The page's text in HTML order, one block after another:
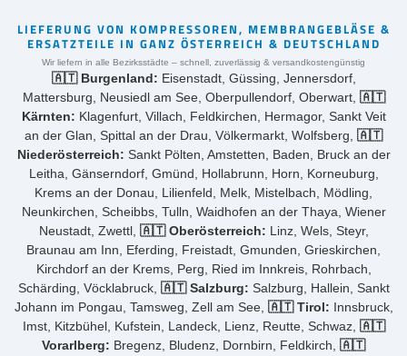
LIEFERUNG VON KOMPRESSOREN, MEMBRANGEBLÄSE &
ERSATZTEILE IN GANZ ÖSTERREICH & DEUTSCHLAND
Wir liefern in alle Bezirksstädte – schnell, zuverlässig & versandkostengünstig
🇦🇹 Burgenland: Eisenstadt, Güssing, Jennersdorf,
Mattersburg, Neusiedl am See, Oberpullendorf, Oberwart, 🇦🇹
Kärnten: Klagenfurt, Villach, Feldkirchen, Hermagor, Sankt Veit
an der Glan, Spittal an der Drau, Völkermarkt, Wolfsberg, 🇦🇹
Niederösterreich: Sankt Pölten, Amstetten, Baden, Bruck an der
Leitha, Gänserndorf, Gmünd, Hollabrunn, Horn, Korneuburg,
Krems an der Donau, Lilienfeld, Melk, Mistelbach, Mödling,
Neunkirchen, Scheibbs, Tulln, Waidhofen an der Thaya, Wiener
Neustadt, Zwettl, 🇦🇹 Oberösterreich: Linz, Wels, Steyr,
Braunau am Inn, Eferding, Freistadt, Gmunden, Grieskirchen,
Kirchdorf an der Krems, Perg, Ried im Innkreis, Rohrbach,
Schärding, Vöcklabruck, 🇦🇹 Salzburg: Salzburg, Hallein, Sankt
Johann im Pongau, Tamsweg, Zell am See, 🇦🇹 Tirol: Innsbruck,
Imst, Kitzbühel, Kufstein, Landeck, Lienz, Reutte, Schwaz, 🇦🇹
Vorarlberg: Bregenz, Bludenz, Dornbirn, Feldkirch, 🇦🇹